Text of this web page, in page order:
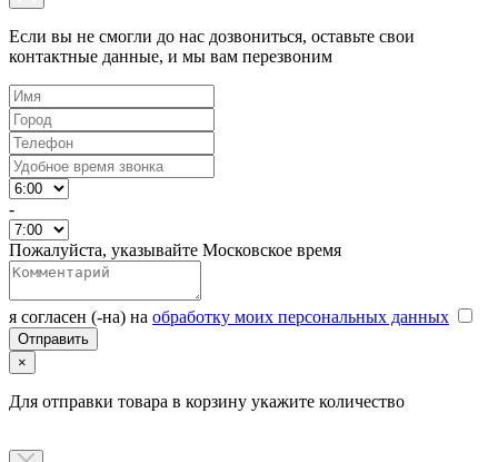
Если вы не смогли до нас дозвониться, оставьте свои
контактные данные, и мы вам перезвоним
-
Пожалуйста, указывайте Московское время
я согласен (-на) на обработку моих персональных данных
×
Для отправки товара в корзину укажите количество